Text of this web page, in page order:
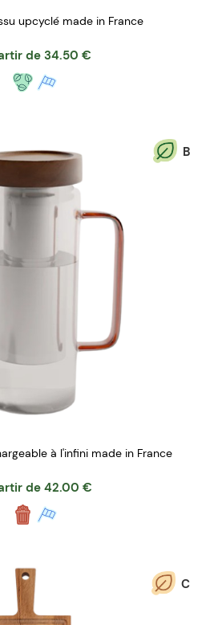
upcyclé made in France
de 34.50 €
B
à l'infini made in France
de 42.00 €
C